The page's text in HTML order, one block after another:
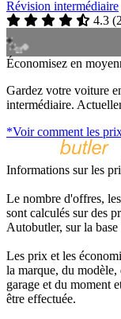
Révision intermédiaire
4.3 (
Économisez en
Gardez votre voiture
intermédiaire.
*Voir comment les
Informations sur les
Le nombre d'offres,
sont calculés sur des
Autobutler, sur la
Les prix et les
la marque, du
garage et du moment
être effectuée.